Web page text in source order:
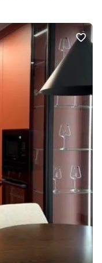
Електрика, Центральний